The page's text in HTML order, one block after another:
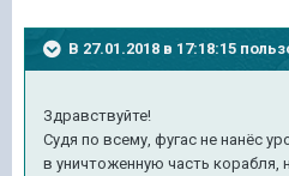
В 27.01.2018 в 17:18:15
Здравствуйте!
Судя по всему, фугас не нанёс
в уничтоженную часть корабля,